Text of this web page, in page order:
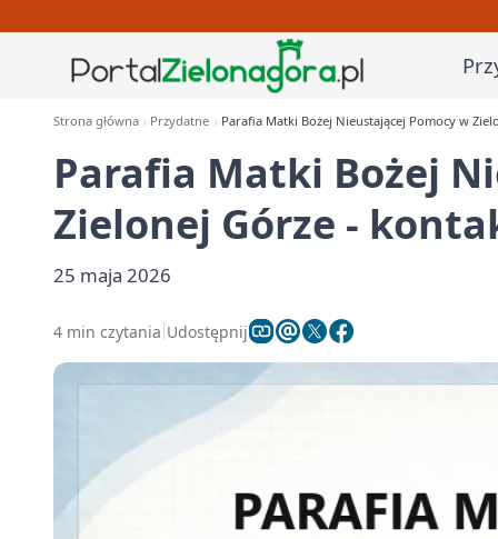
Strona główna Przydatne Parafia Matki Bożej Nieustającej Pomocy w
Parafia Matki Bożej
Zielonej Górze -
25 maja 2026
4 min czytania Udostępnij